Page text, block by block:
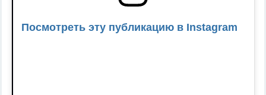
Посмотреть эту публикацию в Instagram